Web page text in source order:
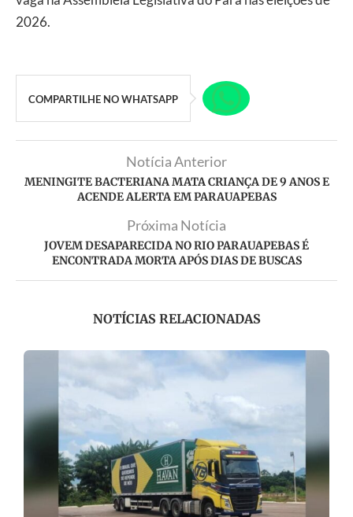
2026.
COMPARTILHE NO WHATSAPP
Notícia Anterior
MENINGITE BACTERIANA MATA CRIANÇA DE 9 ANOS E
ACENDE ALERTA EM PARAUAPEBAS
Próxima Notícia
JOVEM DESAPARECIDA NO RIO PARAUAPEBAS É
ENCONTRADA MORTA APÓS DIAS DE BUSCAS
NOTÍCIAS RELACIONADAS